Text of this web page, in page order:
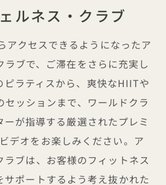
ルネス・クラブ
クセスできるようになったア
ラブで、ご滞在をさらに充実し
ピラティスから、爽快なHIITや
ッションまで、ワールドクラ
ーが指導する厳選されたプレミ
デオをお楽しみください。ア
ラブは、お客様のフィットネス
サポートするよう考え抜かれた